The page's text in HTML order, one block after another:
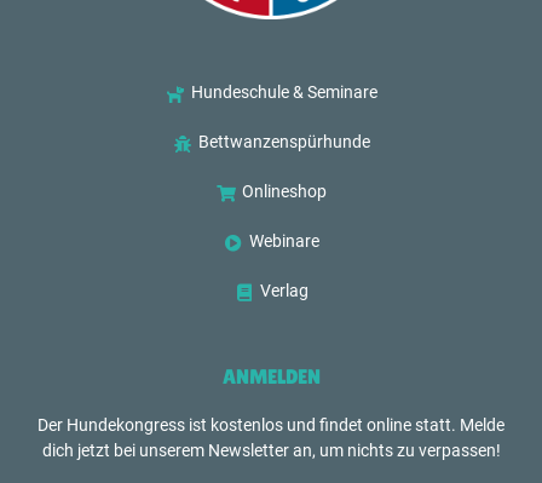
Hundeschule & Seminare
Bettwanzenspürhunde
Onlineshop
Webinare
Verlag
ANMELDEN
Der Hundekongress ist kostenlos und findet online statt. Melde
dich jetzt bei unserem Newsletter an, um nichts zu verpassen!